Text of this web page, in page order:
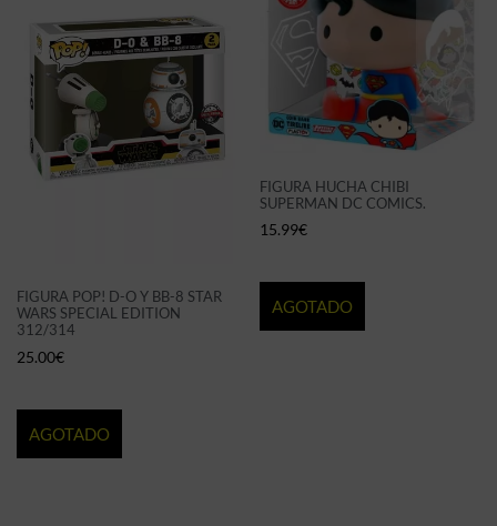
FIGURA POP! D-O Y BB-8 STAR
WARS SPECIAL EDITION
312/314
25.00€
AGOTADO
FIGURA HUCHA CHIBI
SUPERMAN DC COMICS.
15.99€
AGOTADO